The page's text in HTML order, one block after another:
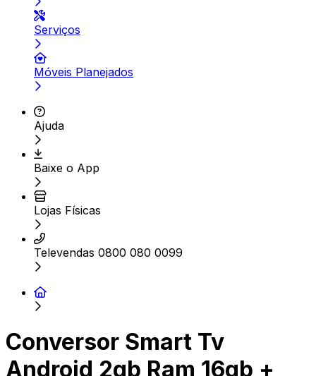
Serviços
Móveis Planejados
Ajuda
Baixe o App
Lojas Físicas
Televendas 0800 080 0099
Conversor Smart Tv
Android 2gb Ram 16gb +